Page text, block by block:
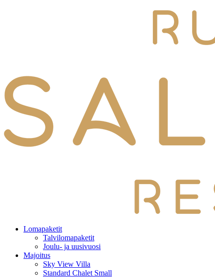
Lomapaketit
Talvilomapaketit
Joulu- ja uusivuosi
Majoitus
Sky View Villa
Standard Chalet Small